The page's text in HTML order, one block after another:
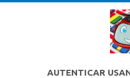
AUTENTICAR